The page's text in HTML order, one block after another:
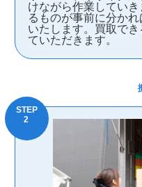
けながら作業してい
るものが事前に分か
いたします。買取で
ていただきます。